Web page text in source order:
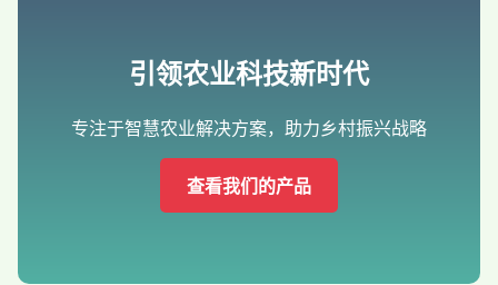
引领农业科技新时代
专注于智慧农业解决方案，助力乡村振兴战略
查看我们的产品